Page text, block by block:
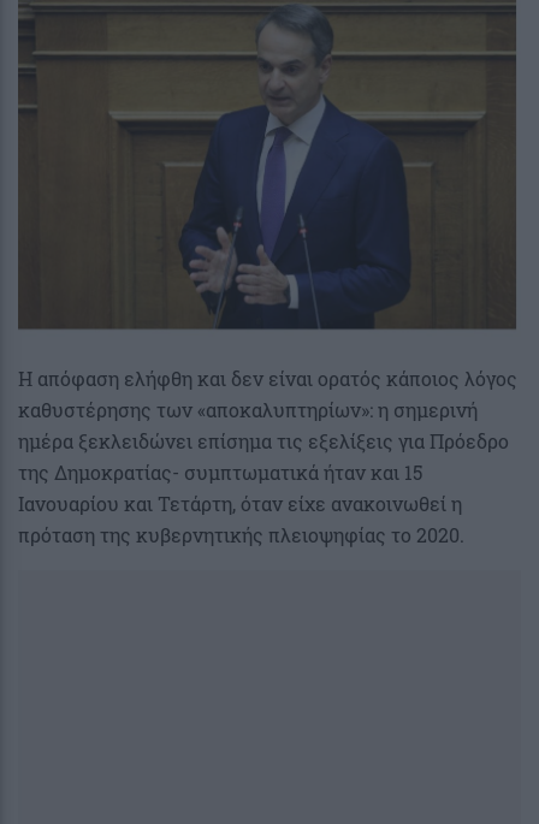
Η απόφαση ελήφθη και δεν είναι ορατός κάποιος λόγος
καθυστέρησης των «αποκαλυπτηρίων»: η σημερινή
ημέρα ξεκλειδώνει επίσημα τις εξελίξεις για Πρόεδρο
της Δημοκρατίας- συμπτωματικά ήταν και 15
Ιανουαρίου και Τετάρτη, όταν είχε ανακοινωθεί η
πρόταση της κυβερνητικής πλειοψηφίας το 2020.